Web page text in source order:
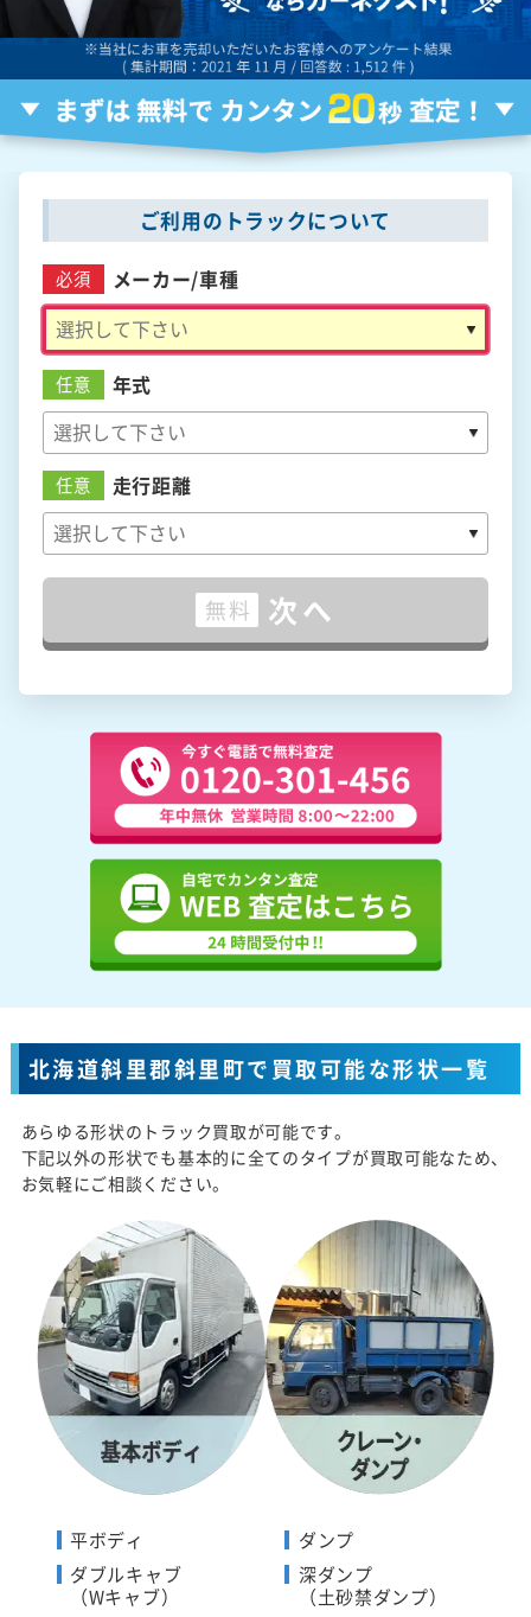
ご利用のトラックについて
必須 メーカー/車種
任意 年式
任意 走行距離
無料 次へ
北海道斜里郡斜里町で買取可能な形状一覧
あらゆる形状のトラック買取が可能です。
下記以外の形状でも基本的に全てのタイプが買取可能なため、
お気軽にご相談ください。
平ボディ
ダブルキャブ
（Wキャブ）
ダンプ
深ダンプ
（土砂禁ダンプ）